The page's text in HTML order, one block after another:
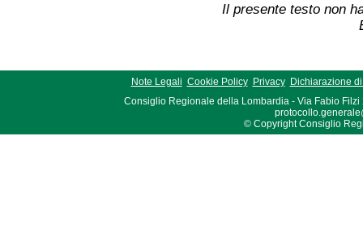
Il presente testo non
Note Legali Cookie Policy Privacy
Dichiarazione
Consiglio Regionale della Lombardia - Via Fabio Filzi
© Copyright Consiglio